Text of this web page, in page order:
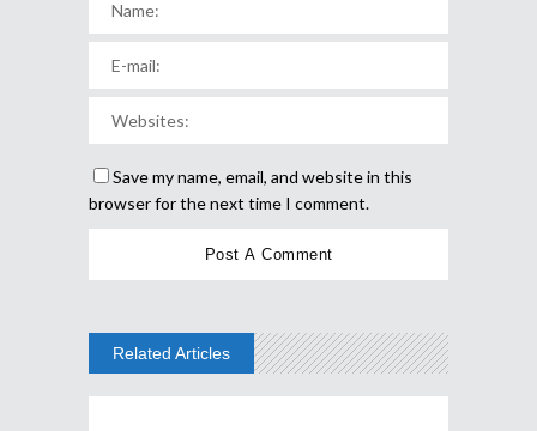
Save my name, email, and website in this
browser for the next time I comment.
Related Articles